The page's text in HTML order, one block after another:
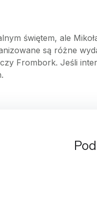
świętem, ale
są różne
Frombork. Jeśli